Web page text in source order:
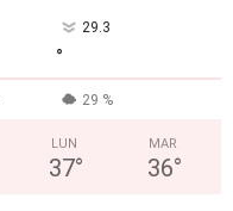
29.3
°
29 %
LUN
37°
MAR
36°